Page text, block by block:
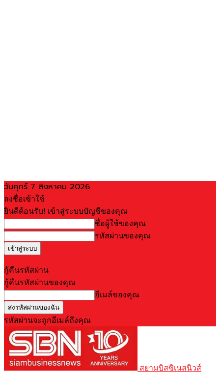
วันศุกร์ 7 สิงหาคม 2026
ลงชื่อเข้าใช้
ยินดีต้อนรับ! เข้าสู่ระบบบัญชีของคุณ
ชื่อผู้ใช้ของคุณ
รหัสผ่านของคุณ
กู้คืนรหัสผ่าน
กู้คืนรหัสผ่านของคุณ
อีเมล์ของคุณ
รหัสผ่านจะถูกอีเมล์ถึงคุณ
สยามบิสซิเนสนิวส์